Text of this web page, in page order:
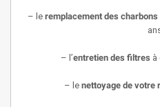
– le remplacement des charbons
– l’entretien des filtres à
– le nettoyage de votre